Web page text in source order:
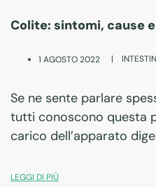
Colite: sintomi, cause
1 AGOSTO 2022 |
Se ne sente parlare
tutti conoscono questa
carico dell’apparato
adulta, con maggioranza
LEGGI DI PIÙ